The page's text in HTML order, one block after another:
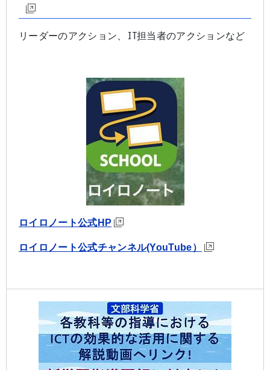
リーダーのアクション、IT担当者のアクションなど
ロイロノート公式HP
ロイロノート公式チャンネル(YouTube）